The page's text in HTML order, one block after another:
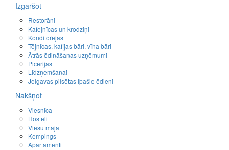
Izgaršot
Restorāni
Kafejnīcas un krodziņi
Konditorejas
Tējnīcas, kafijas bāri, vīna bāri
Ātrās ēdināšanas uzņēmumi
Picērijas
Līdzņemšanai
Jelgavas pilsētas īpašie ēdieni
Nakšņot
Viesnīca
Hosteļi
Viesu māja
Kempings
Apartamenti